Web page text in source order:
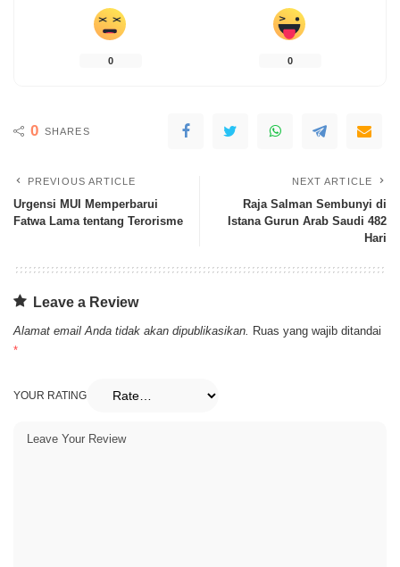
0 0
0 SHARES
PREVIOUS ARTICLE
Urgensi MUI Memperbarui
Fatwa Lama tentang Terorisme
NEXT ARTICLE
Raja Salman Sembunyi di
Istana Gurun Arab Saudi 482
Hari
Leave a Review
Alamat email Anda tidak akan dipublikasikan. Ruas yang wajib ditandai
*
YOUR RATING